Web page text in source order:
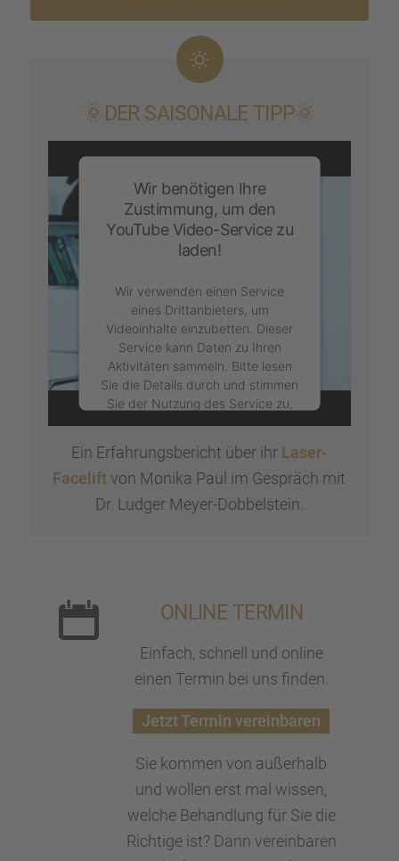
🌞DER SAISO­NALE TIPP🌞
Wir benötigen Ihre
Zustimmung, um den
YouTube Video-Service zu
laden!
Wir verwenden einen Service
eines Drittanbieters, um
Videoinhalte einzubetten. Dieser
Service kann Daten zu Ihren
Aktivitäten sammeln. Bitte lesen
Sie die Details durch und stimmen
Sie der Nutzung des Service zu,
Mehr Informationen
Akzeptieren
Ein Erfah­rungs­be­richt über ihr Laser-
Facelift von Monika Paul im Gespräch mit
Dr. Ludger Meyer-Dobbel­stein.
ONLINE TERMIN
Einfach, schnell und online
einen Termin bei uns finden.
Jetzt Termin verein­ba­ren
Sie kommen von außer­halb
und wollen erst mal wissen,
welche Behand­lung für Sie die
Richtige ist? Dann verein­ba­ren